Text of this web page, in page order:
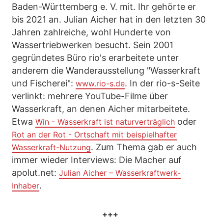
Baden-Württemberg e. V. mit. Ihr gehörte er
bis 2021 an. Julian Aicher hat in den letzten 30
Jahren zahlreiche, wohl Hunderte von
Wassertriebwerken besucht. Sein 2001
gegründetes Büro rio's erarbeitete unter
anderem die Wanderausstellung "Wasserkraft
und Fischerei": www.rio-s.de. In der rio-s-Seite
verlinkt: mehrere YouTube-Filme über
Wasserkraft, an denen Aicher mitarbeitete.
Etwa Win - Wasserkraft ist naturverträglich oder
Rot an der Rot - Ortschaft mit beispielhafter
Wasserkraft-Nutzung. Zum Thema gab er auch
immer wieder Interviews: Die Macher auf
apolut.net: Julian Aicher – Wasserkraftwerk-
Inhaber.
+++